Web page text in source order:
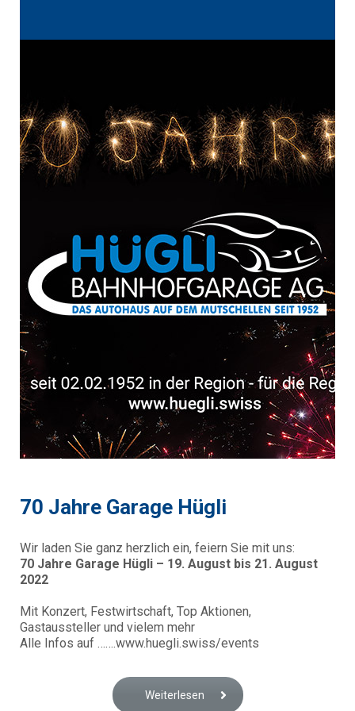
70 Jahre Garage Hügli
Wir laden Sie ganz herzlich ein, feiern Sie mit uns:
70 Jahre Garage Hügli – 19. August bis 21. August
2022
Mit Konzert, Festwirtschaft, Top Aktionen,
Gastaussteller und vielem mehr
Alle Infos auf …….www.huegli.swiss/events
Weiterlesen